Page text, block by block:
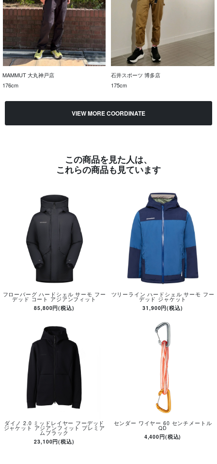
MAMMUT 大丸神戸店
176cm
石井スポーツ 博多店
175cm
VIEW MORE COORDINATE
この商品を見た人は、
これらの商品も見ています
フローバーグ ハードシェル サーモ フー
デッド コート アジアンフィット
85,800円(税込)
ツリーライン ハードシェル サーモ フー
デッド ジャケット
31,900円(税込)
ダイノ 2.0 ミッドレイヤー フーデッド
ジャケット アジアンフィット プレミア
ムブラック
23,100円(税込)
センダー ワイヤー 60 センチメートル
QD
4,400円(税込)